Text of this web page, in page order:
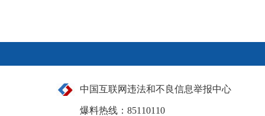
中国互联网违法和不良信息举报中心
爆料热线：85110110